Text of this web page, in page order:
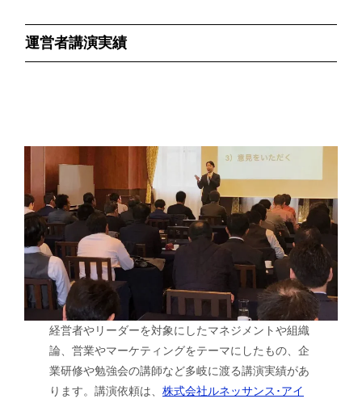
運営者講演実績
経営者やリーダーを対象にしたマネジメントや組織
論、営業やマーケティングをテーマにしたもの、企
業研修や勉強会の講師など多岐に渡る講演実績があ
ります。講演依頼は、株式会社ルネッサンス･アイ